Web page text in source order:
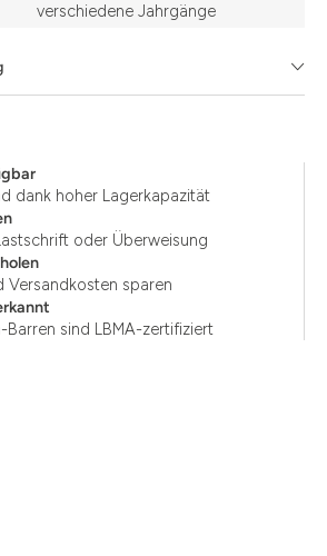
verschiedene Jahrgänge
dank hoher Lagerkapazität
oder Überweisung
Versandkosten sparen
Barren sind LBMA-zertifiziert